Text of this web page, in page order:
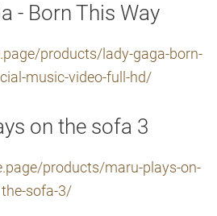
- Born This Way
products/lady-gaga-born-
music-video-full-hd/
on the sofa 3
products/maru-plays-on-
the-sofa-3/